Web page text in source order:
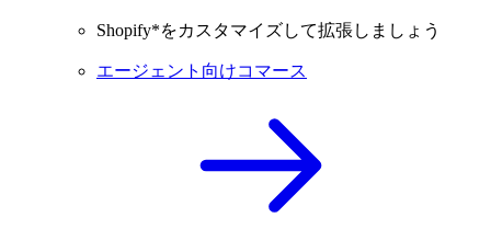
Shopify*をカスタマイズして拡張しましょう
エージェント向けコマース